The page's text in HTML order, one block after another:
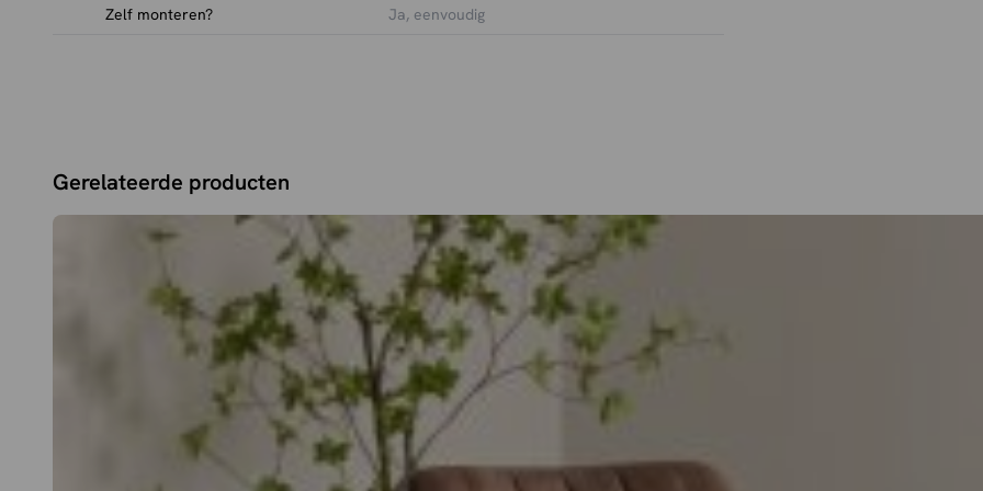
Zelf monteren?
Ja, eenvoudig
Gerelateerde producten